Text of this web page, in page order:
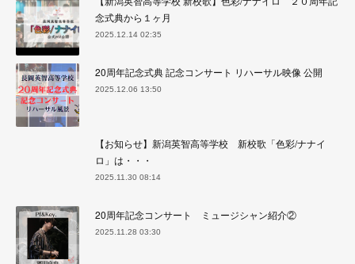
念式典から１ヶ月
2025.12.14 02:35
20周年記念式典 記念コンサート リハーサル映像 公開
2025.12.06 13:50
【お知らせ】新潟英智高等学校 新校歌「色彩/ナナイ
ロ」は・・・
2025.11.30 08:14
20周年記念コンサート ミュージシャン紹介②
2025.11.28 03:30